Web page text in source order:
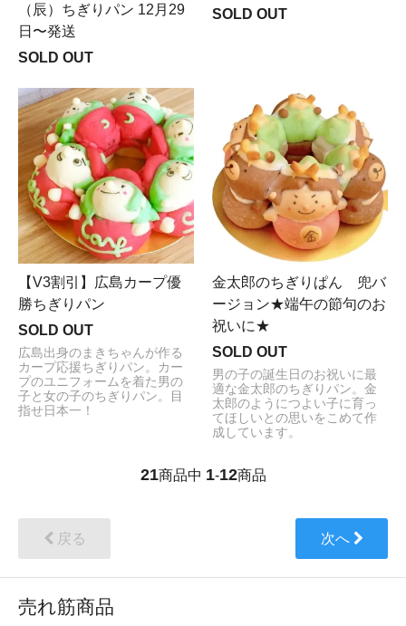
（辰）ちぎりパン 12月29
日〜発送
SOLD OUT
SOLD OUT
【V3割引】広島カープ優
勝ちぎりパン
SOLD OUT
広島出身のまきちゃんが作る
カープ応援ちぎりパン。カー
プのユニフォームを着た男の
子と女の子のちぎりパン。目
指せ日本一！
金太郎のちぎりぱん 兜バ
ージョン★端午の節句のお
祝いに★
SOLD OUT
男の子の誕生日のお祝いに最
適な金太郎のちぎりパン。金
太郎のようにつよい子に育っ
てほしいとの思いをこめて作
成しています。
21商品中 1-12商品
戻る 次へ
売れ筋商品